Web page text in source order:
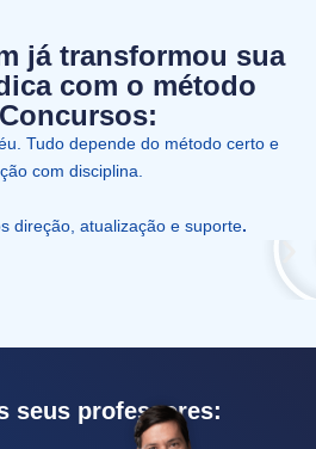
já transformou sua
com o método
Tudo depende do método certo e
com disciplina.
direção, atualização e suporte.
seus professores: